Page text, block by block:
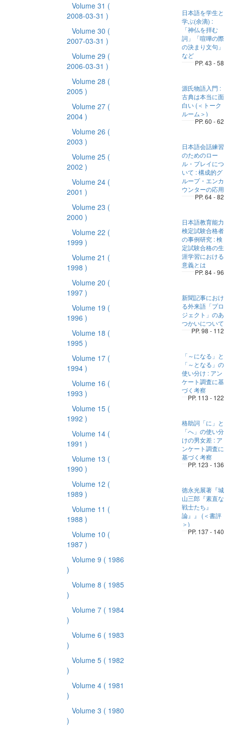
Volume 31 (
2008-03-31 )
Volume 30 (
2007-03-31 )
Volume 29 (
2006-03-31 )
Volume 28 (
2005 )
Volume 27 (
2004 )
Volume 26 (
2003 )
Volume 25 (
2002 )
Volume 24 (
2001 )
Volume 23 (
2000 )
Volume 22 (
1999 )
Volume 21 (
1998 )
Volume 20 (
1997 )
Volume 19 (
1996 )
Volume 18 (
1995 )
Volume 17 (
1994 )
Volume 16 (
1993 )
Volume 15 (
1992 )
Volume 14 (
1991 )
Volume 13 (
1990 )
Volume 12 (
1989 )
Volume 11 (
1988 )
Volume 10 (
1987 )
Volume 9 ( 1986
)
Volume 8 ( 1985
)
Volume 7 ( 1984
)
Volume 6 ( 1983
)
Volume 5 ( 1982
)
Volume 4 ( 1981
)
Volume 3 ( 1980
)
日本語を学生と
学ぶ(余滴) :
「神仏を拝む
詞」「喧嘩の際
の決まり文句」
など
PP. 43 - 58
源氏物語入門 :
古典は本当に面
白い (＜トーク
ルーム＞)
PP. 60 - 62
日本語会話練習
のためのロー
ル・プレイにつ
いて : 構成的グ
ループ・エンカ
ウンターの応用
PP. 64 - 82
日本語教育能力
検定試験合格者
の事例研究 : 検
定試験合格の生
涯学習における
意義とは
PP. 84 - 96
新聞記事におけ
る外来語「プロ
ジェクト」のあ
つかいについて
PP. 98 - 112
「～になる」と
「～となる」の
使い分け : アン
ケート調査に基
づく考察
PP. 113 - 122
格助詞「に」と
「へ」の使い分
けの男女差 : ア
ンケート調査に
基づく考察
PP. 123 - 136
徳永光展著『城
山三郎『素直な
戦士たち』
論』』 (＜書評
＞)
PP. 137 - 140